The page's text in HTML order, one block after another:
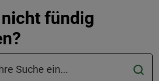
fündig